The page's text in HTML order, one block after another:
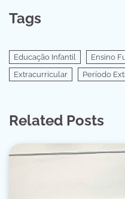
Tags
Educação Infantil Ensino
Extracurricular
Período
Related Posts